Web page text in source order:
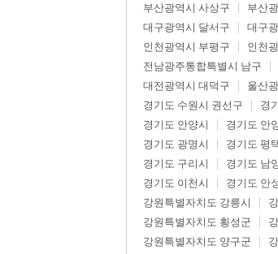
부산광역시 사상구
부산
대구광역시 달서구
대구
인천광역시 부평구
인천
전남광주통합특별시 남구
대전광역시 대덕구
울산
경기도 수원시 권선구
경
경기도 안양시
경기도 안
경기도 광명시
경기도 평
경기도 구리시
경기도 남
경기도 이천시
경기도 안
강원특별자치도 강릉시
강원특별자치도 횡성군
강원특별자치도 양구군